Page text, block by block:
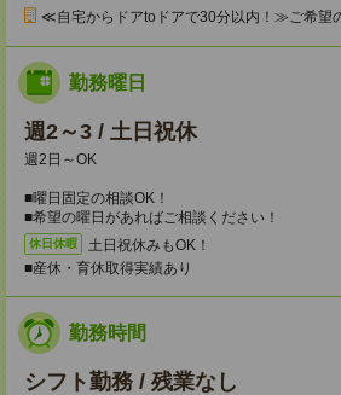
≪自宅からドアtoドアで30分以内！≫ご希望
勤務曜日
週2～3 / 土日祝休
週2日～OK
■曜日固定の相談OK！
■希望の曜日があればご相談ください！
休日休暇
土日祝休みもOK！
■産休・育休取得実績あり
勤務時間
シフト勤務 / 残業なし